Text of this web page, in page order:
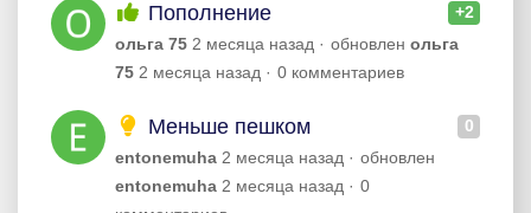
+2
Пополнение
ольга 75 2 месяца назад обновлен ольга
75 2 месяца назад 0 комментариев
0
Меньше пешком
entonemuha 2 месяца назад
обновлен
entonemuha 2 месяца назад
0